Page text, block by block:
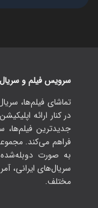
سرویس فیلم و
تماشای فیلم‌ها،
در کنار ارائه
جدیدترین فیلم‌ها،
فراهم می‌کند.
به صورت
سریال‌های ایرانی،
مختلف.